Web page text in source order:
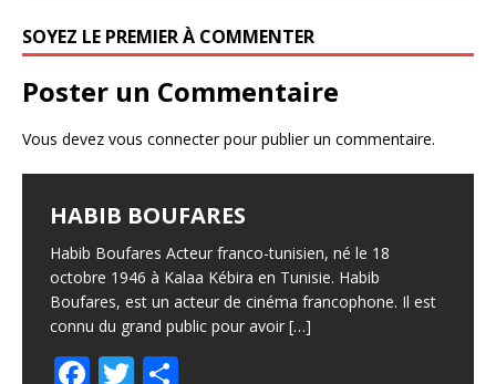
o
k
SOYEZ LE PREMIER À COMMENTER
Poster un Commentaire
Vous devez vous connecterpour publier un commentaire.
HABIB BOUFARES
Habib Boufares Acteur franco-tunisien, né le 18
octobre 1946 à Kalaa Kébira en Tunisie. Habib
Boufares, est un acteur de cinéma francophone. Il est
connu du grand public pour avoir […]
F T